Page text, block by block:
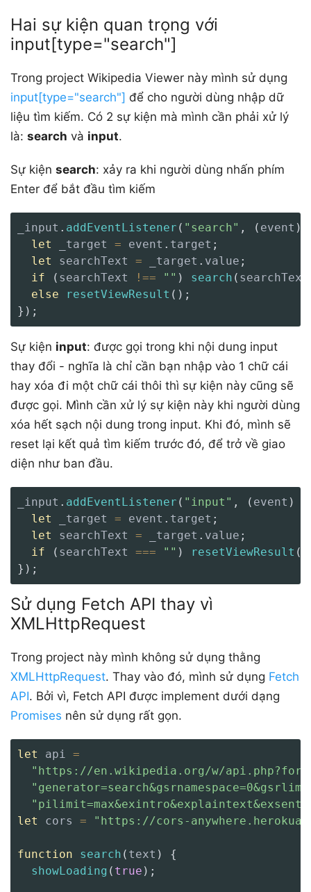
Hai sự kiện quan trọng với
input[type="search"]
Trong project Wikipedia Viewer này mình sử dụng
input[type="search"] để cho người dùng nhập dữ
liệu tìm kiếm. Có 2 sự kiện mà mình cần phải xử lý
là: search và input.
Sự kiện search: xảy ra khi người dùng nhấn phím
Enter để bắt đầu tìm kiếm
_input . addEventListener ( "search" , ( event )
let
_target = event . target ;
let
searchText = _target . value ;
if
( searchText !== "" ) search ( searchText
else
resetViewResult ( ) ;
} ) ;
Sự kiện input: được gọi trong khi nội dung input
thay đổi - nghĩa là chỉ cần bạn nhập vào 1 chữ cái
hay xóa đi một chữ cái thôi thì sự kiện này cũng sẽ
được gọi. Mình cần xử lý sự kiện này khi người dùng
xóa hết sạch nội dung trong input. Khi đó, mình sẽ
reset lại kết quả tìm kiếm trước đó, để trở về giao
diện như ban đầu.
_input . addEventListener ( "input" , ( event )
let
_target = event . target ;
let
searchText = _target . value ;
if
( searchText === "" ) resetViewResult (
} ) ;
Sử dụng Fetch API thay vì
XMLHttpRequest
Trong project này mình không sử dụng thằng
XMLHttpRequest. Thay vào đó, mình sử dụng Fetch
API. Bởi vì, Fetch API được implement dưới dạng
Promises nên sử dụng rất gọn.
let api =
"https://en.wikipedia.org/w/
let
cors = "https://cors-
function search ( text )
{
showLoading ( true ) ;